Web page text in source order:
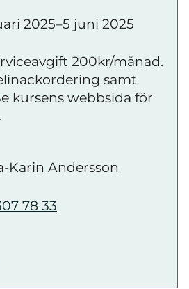
2025–5 juni 2025
200kr/månad.
samt
kursens webbsida för
Karin Andersson
78 33